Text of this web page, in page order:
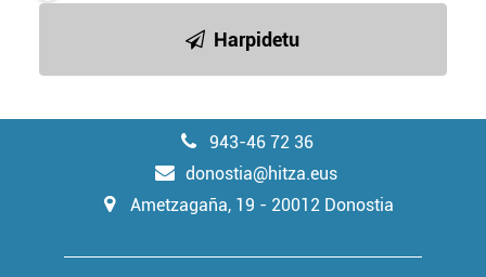
Harpidetu
943-46 72 36
donostia@hitza.eus
Ametzagaña, 19 - 20012 Donostia